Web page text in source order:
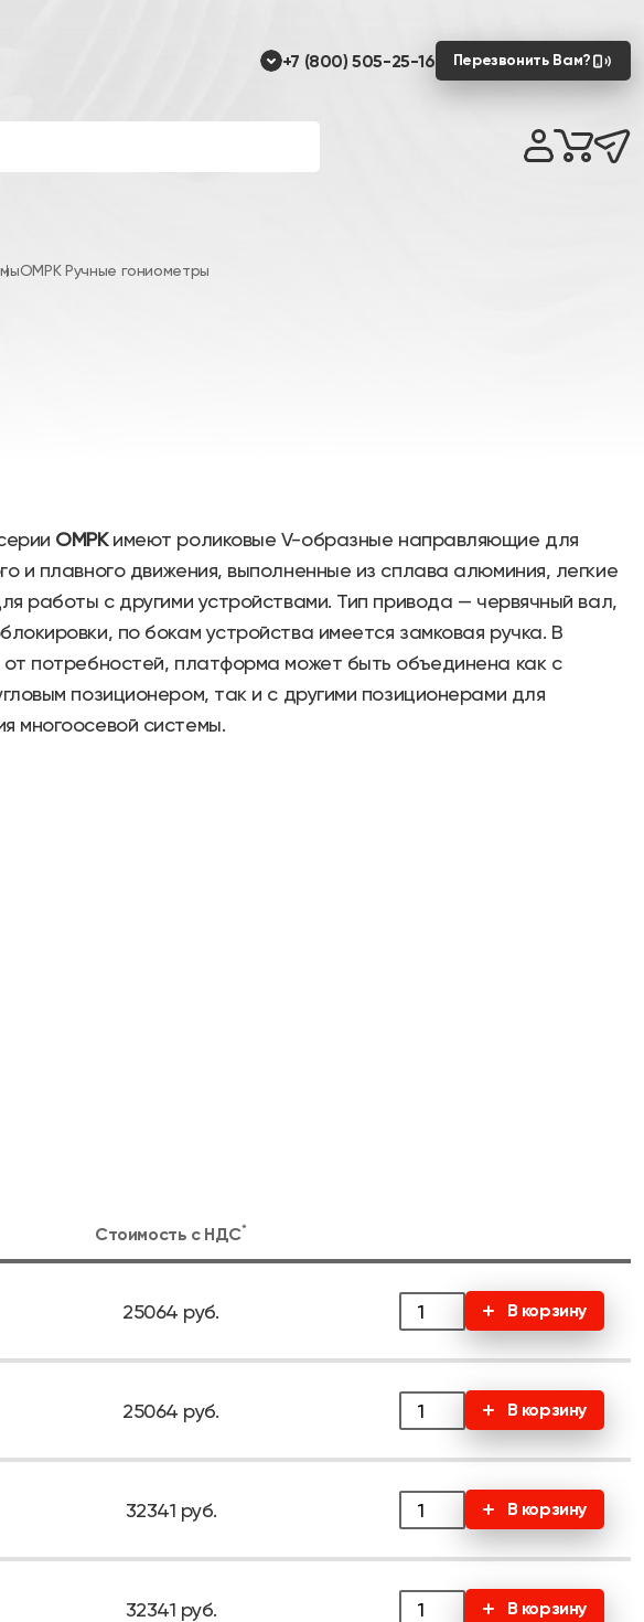
+7 (800) 505-25-16 Перезвонить Вам?
OMPK Ручные гониометры
OMPKимеют роликовые V-образные направляющие для
и плавного движения, выполненные из сплава алюминия, легкие
работы с другими устройствами. Тип привода — червячный вал,
по бокам устройства имеется замковая ручка. В
от потребностей, платформа может быть объединена как с
позиционером, так и с другими позиционерами для
многоосевой системы.
Стоимость с НДС*
25064 руб.
25064 руб.
32341 руб.
32341 руб.
В корзину
В корзину
В корзину
В корзину